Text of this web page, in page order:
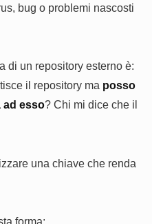
bug o problemi nascosti
di un repository esterno è:
il repository ma posso
ad esso? Chi mi dice che il
una chiave che renda
forma: